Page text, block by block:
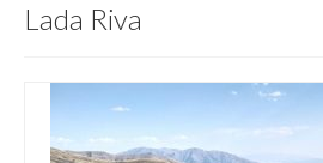
Lada Riva